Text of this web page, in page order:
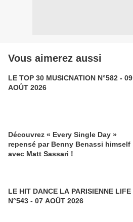
Vous aimerez aussi
LE TOP 30 MUSICNATION N°582 - 09
AOÛT 2026
Découvrez « Every Single Day »
repensé par Benny Benassi himself
avec Matt Sassari !
LE HIT DANCE LA PARISIENNE LIFE
N°543 - 07 AOÛT 2026